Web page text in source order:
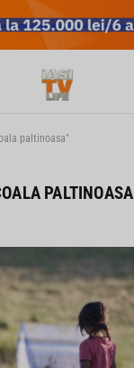
paltinoasa"
PALTINOASA